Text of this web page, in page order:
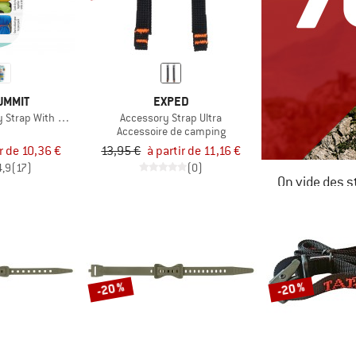
With Hook
de 10,36 €
(17)
EXPED
Accessory Strap Ultra
Accessoire de camping
13,95 € à partir de 11,16 €
(0)
On vide des
LE
-20 % -20 %